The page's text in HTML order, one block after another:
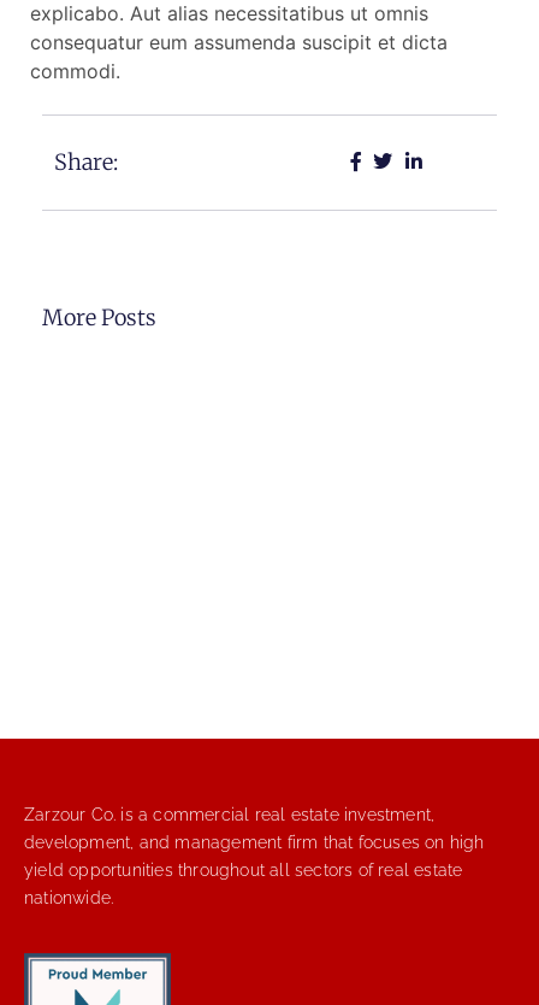
explicabo. Aut alias necessitatibus ut omnis
consequatur eum assumenda suscipit et dicta
commodi.
Share:
More Posts
Zarzour Co. is a commercial real estate investment,
development, and management firm that focuses on high
yield opportunities throughout all sectors of real estate
nationwide.